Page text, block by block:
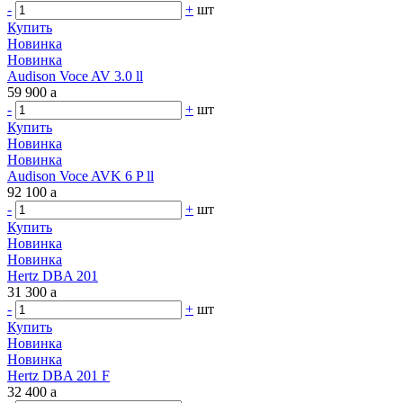
-
+ шт
Купить
Новинка
Новинка
Audison Voce AV 3.0 ll
59 900 a
-
+ шт
Купить
Новинка
Новинка
Audison Voce AVK 6 P ll
92 100 a
-
+ шт
Купить
Новинка
Новинка
Hertz DBA 201
31 300 a
-
+ шт
Купить
Новинка
Новинка
Hertz DBA 201 F
32 400 a